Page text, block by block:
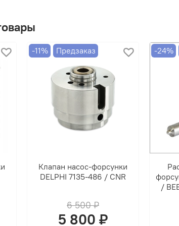
-11% Предзаказ
Клапан насос-форсунки
DELPHI 7135-486 / CNR
6 500 ₽
5 800 ₽
-24%
/